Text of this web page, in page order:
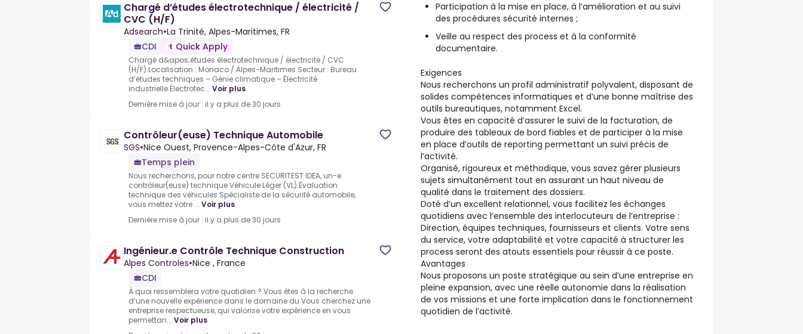
Chargé d’études électrotechnique / électricité /
CVC (H/F)
Adsearch•La Trinité, Alpes-Maritimes, FR
CDI
Quick Apply
Chargé d&apos;études électrotechnique / électricité / CVC
(H/F).Localisation : Monaco / Alpes-Maritimes.Secteur : Bureau
d’études techniques – Génie climatique – Électricité
industrielle.Électrotec... Voir plus
Dernière mise à jour : il y a plus de 30 jours
Contrôleur(euse) Technique Automobile
SGS•Nice Ouest, Provence-Alpes-Côte d'Azur, FR
Temps plein
Nous recherchons, pour notre centre SECURITEST IDEA, un-e
contrôleur(euse) technique Véhicule Léger (VL).Évaluation
technique des véhicules.Spécialiste de la sécurité automobile,
vous mettez votre ... Voir plus
Dernière mise à jour : il y a plus de 30 jours
Ingénieur.e Contrôle Technique Construction
Alpes Controles•Nice , France
CDI
À quoi ressemblera votre quotidien ?.Vous êtes à la recherche
d’une nouvelle expérience dans le domaine du.Vous cherchez une
entreprise respectueuse, qui valorise votre expérience en vous
permettan... Voir plus
Participation à la mise en place, à l’amélioration et au suivi
des procédures sécurité internes ;
Veille au respect des process et à la conformité
documentaire.
Exigences
Nous recherchons un profil administratif polyvalent, disposant de
solides compétences informatiques et d’une bonne maîtrise des
outils bureautiques, notamment Excel.
Vous êtes en capacité d’assurer le suivi de la facturation, de
produire des tableaux de bord fiables et de participer à la mise
en place d’outils de reporting permettant un suivi précis de
l’activité.
Organisé, rigoureux et méthodique, vous savez gérer plusieurs
sujets simultanément tout en assurant un haut niveau de
qualité dans le traitement des dossiers.
Doté d’un excellent relationnel, vous facilitez les échanges
quotidiens avec l’ensemble des interlocuteurs de l’entreprise :
Direction, équipes techniques, fournisseurs et clients. Votre sens
du service, votre adaptabilité et votre capacité à structurer les
process seront des atouts essentiels pour réussir à ce poste.
Avantages
Nous proposons un poste stratégique au sein d’une entreprise en
pleine expansion, avec une réelle autonomie dans la réalisation
de vos missions et une forte implication dans le fonctionnement
quotidien de l’activité.